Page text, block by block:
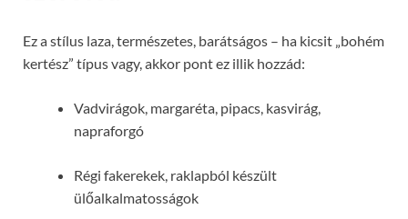
Ez a stílus laza, természetes, barátságos – ha kicsit „bohém
kertész” típus vagy, akkor pont ez illik hozzád:
Vadvirágok, margaréta, pipacs, kasvirág,
napraforgó
Régi fakerekek, raklapból készült
ülőalkalmatosságok